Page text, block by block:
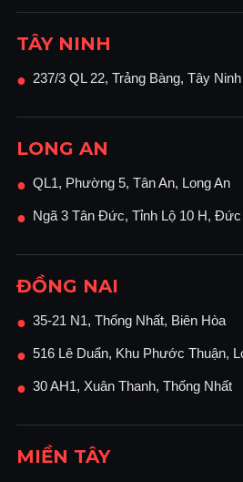
TÂY NINH
● 237/3 QL 22, Trảng Bàng, Tây Ninh
LONG AN
● QL1, Phường 5, Tân An, Long An
● Ngã 3 Tân Đức, Tỉnh Lộ 10 H,
ĐỒNG NAI
● 35-21 N1, Thống Nhất, Biên Hòa
● 516 Lê Duẩn, Khu Phước Thuận,
● 30 AH1, Xuân Thanh, Thống Nhất
MIỀN TÂY